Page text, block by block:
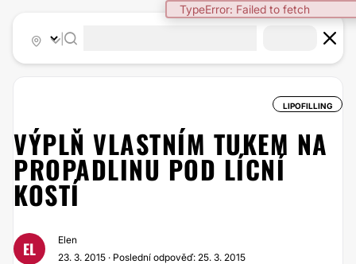
TypeError: Failed to fetch
LIPOFILLING
VÝPLŇ VLASTNÍM TUKEM NA
PROPADLINU POD LÍCNÍ
KOSTÍ
EL
Elen
23. 3. 2015 · Poslední odpověď: 25. 3. 2015